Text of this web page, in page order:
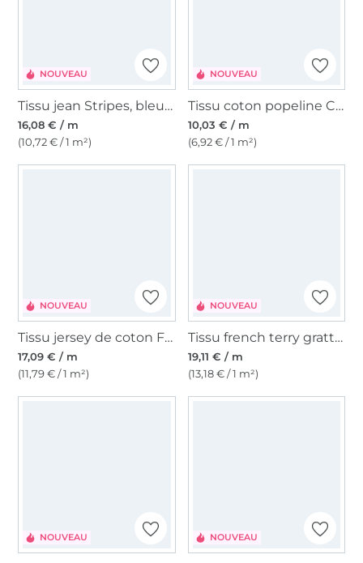
NOUVEAU
Tissu jean Stripes, bleu denim
16,08 € / m
(10,72 € / 1 m²)
NOUVEAU
Tissu coton popeline Cowboy Boots, noir
10,03 € / m
(6,92 € / 1 m²)
NOUVEAU
Tissu jersey de coton Floral Melody, bordeaux
17,09 € / m
(11,79 € / 1 m²)
NOUVEAU
Tissu french terry gratté Little Cow, noir
19,11 € / m
(13,18 € / 1 m²)
NOUVEAU NOUVEAU